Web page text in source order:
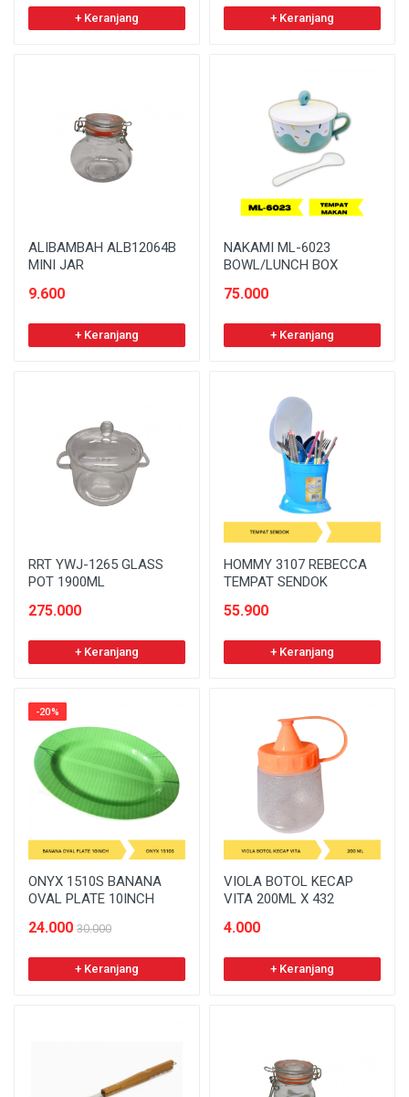
+ Keranjang + Keranjang
ALIBAMBAH ALB12064B
MINI JAR
9.600
+ Keranjang
NAKAMI ML-6023
BOWL/LUNCH BOX
75.000
+ Keranjang
RRT YWJ-1265 GLASS
POT 1900ML
275.000
+ Keranjang
HOMMY 3107 REBECCA
TEMPAT SENDOK
55.900
+ Keranjang
-20%
ONYX 1510S BANANA
OVAL PLATE 10INCH
24.000 30.000
+ Keranjang
VIOLA BOTOL KECAP
VITA 200ML X 432
4.000
+ Keranjang